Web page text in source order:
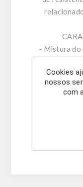
- Mistura do
-
-
-
-
-
Cookies
nossos
com